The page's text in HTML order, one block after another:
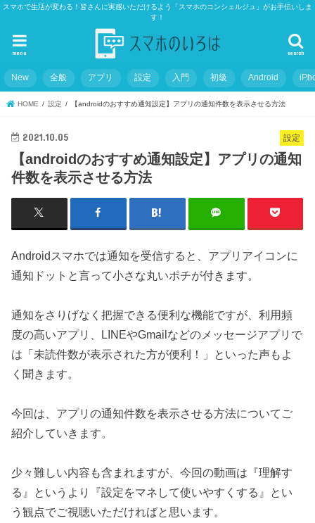
スマホで生活が変わる！皆さんに実感いただけるよう「スマホのコンシェルジュ」がお手伝いしま
す！
search
menu
New 全般 アプリ 設定 入門 初級 Android
HOME 設定 【androidのおすすめ通知設定】アプリの通知件数を表示させる方法
設定
2021.10.05
【androidのおすすめ通知設定】アプリの通知
件数を表示させる方法
Androidスマホでは通知を受信すると、アプリアイコンに
通知ドットと言って小さな丸いポチが付きます。
通知をさりげなく把握できる便利な機能ですが、利用頻
度の高いアプリ、LINEやGmailなどのメッセージアプリで
は「未読件数が表示された方が便利！」といった声もよ
く聞きます。
今回は、アプリの通知件数を表示させる方法についてご
紹介していきます。
少々難しい内容も含まれますが、今回の動画は『理解す
る』というより『設定をマネして使いやすくする』とい
う観点でご視聴いただければと思います。